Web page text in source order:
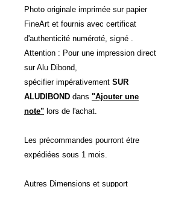
Photo originale imprimée sur papier
FineArt et fournis avec certificat
d'authenticité numéroté, signé .
Attention : Pour une impression direct
sur Alu Dibond,
spécifier impérativement SUR
ALUDIBOND dans "Ajouter une
note" lors de l'achat.
Les précommandes pourront étre
expédiées sous 1 mois.
Autres Dimensions et support